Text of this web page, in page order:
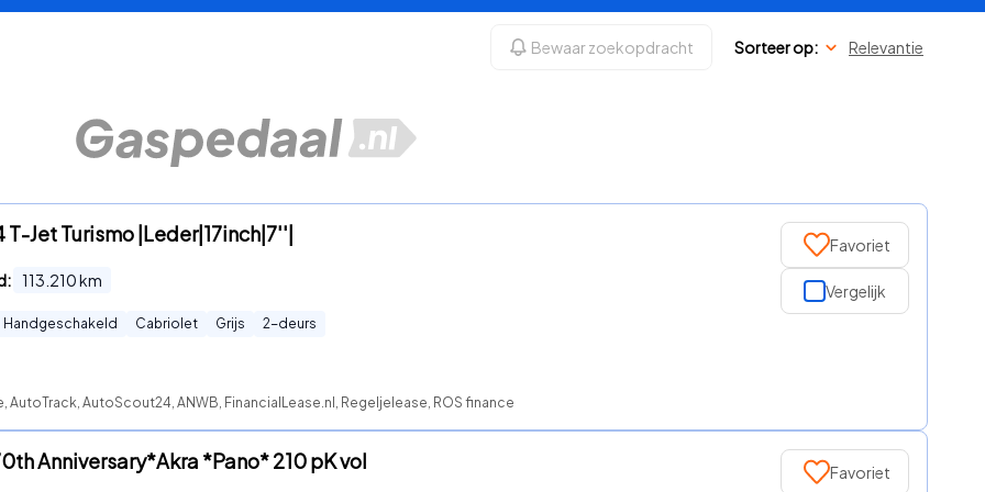
Bewaar zoekopdracht Sorteer op: Relevantie
T-Jet Turismo |Leder|17inch|7''|
113.210km
Handgeschakeld Cabriolet Grijs 2-deurs
AutoScout24, ANWB, FinancialLease.nl, Regeljelease, ROS finance
Favoriet
Vergelijk
Anniversary*Akra *Pano* 210 pK vol Favoriet